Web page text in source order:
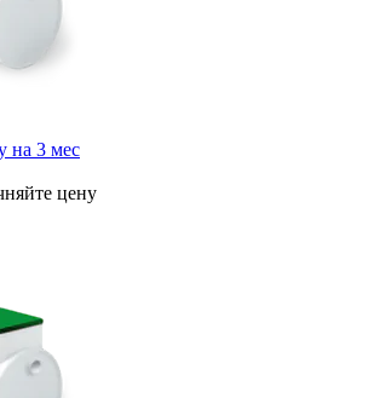
на 3 мес
цену